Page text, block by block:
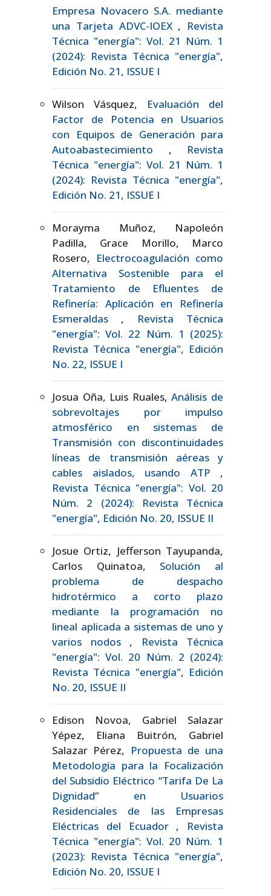
Empresa Novacero S.A. mediante
una Tarjeta ADVC-IOEX , Revista
Técnica "energía": Vol. 21 Núm. 1
(2024): Revista Técnica "energía",
Edición No. 21, ISSUE I
Wilson Vásquez, Evaluación del
Factor de Potencia en Usuarios
con Equipos de Generación para
Autoabastecimiento , Revista
Técnica "energía": Vol. 21 Núm. 1
(2024): Revista Técnica "energía",
Edición No. 21, ISSUE I
Morayma Muñoz, Napoleón
Padilla, Grace Morillo, Marco
Rosero, Electrocoagulación como
Alternativa Sostenible para el
Tratamiento de Efluentes de
Refinería: Aplicación en Refinería
Esmeraldas ,
Revista Técnica
"energía": Vol. 22 Núm. 1 (2025):
Revista Técnica "energía", Edición
No. 22, ISSUE I
Josua Oña, Luis Ruales,Análisis de
sobrevoltajes por impulso
atmosférico en sistemas de
Transmisión con discontinuidades
líneas de transmisión aéreas y
cables aislados, usando ATP ,
Revista Técnica "energía": Vol. 20
Núm. 2 (2024): Revista Técnica
"energía", Edición No. 20, ISSUE II
Josue Ortiz, Jefferson Tayupanda,
Carlos Quinatoa, Solución al
problema de despacho
hidrotérmico a corto plazo
mediante la programación no
lineal aplicada a sistemas de uno y
varios nodos ,
Revista Técnica
"energía": Vol. 20 Núm. 2 (2024):
Revista Técnica "energía", Edición
No. 20, ISSUE II
Edison Novoa, Gabriel Salazar
Yépez, Eliana Buitrón, Gabriel
Salazar Pérez, Propuesta de una
Metodología para la Focalización
del Subsidio Eléctrico “Tarifa De La
Dignidad” en Usuarios
Residenciales de las Empresas
Eléctricas del Ecuador , Revista
Técnica "energía": Vol. 20 Núm. 1
(2023): Revista Técnica "energía",
Edición No. 20, ISSUE I